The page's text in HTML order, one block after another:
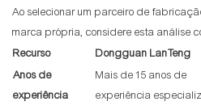
Ao selecionar um parceiro de
marca própria, considere esta análise
Recurso
Dongguan LanTeng
Anos de
experiência
Mais de 15 anos de
experiência